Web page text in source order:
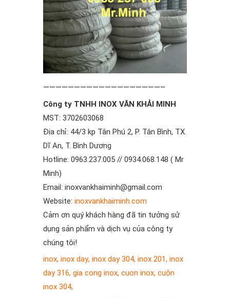
———————————————————–
Công ty TNHH INOX VĂN KHẢI MINH
MST: 3702603068
Địa chỉ: 44/3 kp Tân Phú 2, P. Tân Bình, TX.
Dĩ An, T. Bình Dương
Hotline: 0963.237.005 // 0934.068.148 ( Mr
Minh)
Email: inoxvankhaiminh@gmail.com
Website: inoxvankhaiminh.com
Cảm ơn quý khách hàng đã tin tưởng sử
dụng sản phẩm và dịch vụ của công ty
chúng tôi!
inox, inox day, inox day 304, inox 201, inox
day 316, gia cong inox, cuon inox, cuộn
inox 304,